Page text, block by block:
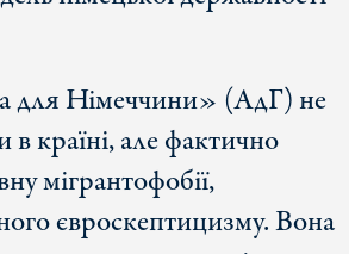
для Німеччини» (АдГ) не
в країні, але фактично
мігрантофобії,
євроскептицизму. Вона